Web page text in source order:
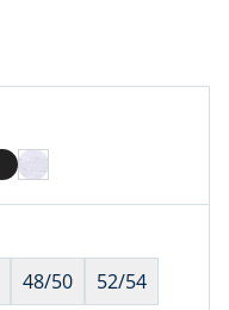
48/50
52/54